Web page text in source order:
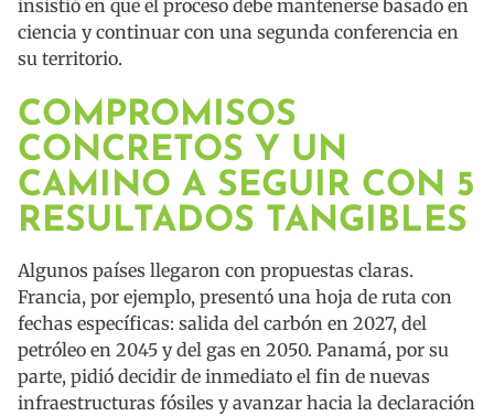
insistió en que el proceso debe mantenerse basado en
ciencia y continuar con una segunda conferencia en
su territorio.
COMPROMISOS
CONCRETOS Y UN
CAMINO A SEGUIR CON 5
RESULTADOS TANGIBLES
Algunos países llegaron con propuestas claras.
Francia, por ejemplo, presentó una hoja de ruta con
fechas específicas: salida del carbón en 2027, del
petróleo en 2045 y del gas en 2050. Panamá, por su
parte, pidió decidir de inmediato el fin de nuevas
infraestructuras fósiles y avanzar hacia la declaración